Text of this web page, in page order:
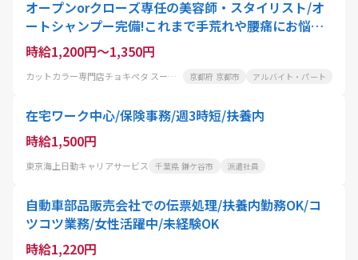
オープンorクローズ専任の美容師・スタイリスト/オ
ートシャンプー完備!これまで手荒れや腰痛にお悩み
の美容師さんにも大好評
時給1,200円～1,350円
カットカラー専門店チョキぺタ スーパーマツモト洛南店 京都府 京都市 アルバイト・パート
在宅ワーク中心/保険事務/週3時短/扶養内
時給1,500円
東京海上日動キャリアサービス 千葉県 鎌ケ谷市 派遣社員
自動車部品販売会社での伝票処理/扶養内勤務OK/コ
ツコツ業務/女性活躍中/未経験OK
時給1,220円